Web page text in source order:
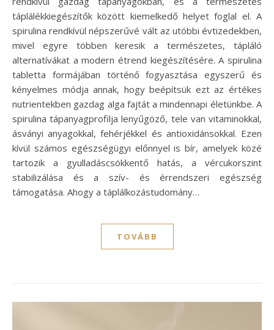
táplálékkiegészítők között kiemelkedő helyet foglal el. A
spirulina rendkívül népszerűvé vált az utóbbi évtizedekben,
mivel egyre többen keresik a természetes, tápláló
alternatívákat a modern étrend kiegészítésére. A spirulina
tabletta formájában történő fogyasztása egyszerű és
kényelmes módja annak, hogy beépítsük ezt az értékes
nutrientekben gazdag alga fajtát a mindennapi életünkbe. A
spirulina tápanyagprofilja lenyűgöző, tele van vitaminokkal,
ásványi anyagokkal, fehérjékkel és antioxidánsokkal. Ezen
kívül számos egészségügyi előnnyel is bír, amelyek közé
tartozik a gyulladáscsökkentő hatás, a vércukorszint
stabilizálása és a szív- és érrendszeri egészség
támogatása. Ahogy a táplálkozástudomány…
TOVÁBB